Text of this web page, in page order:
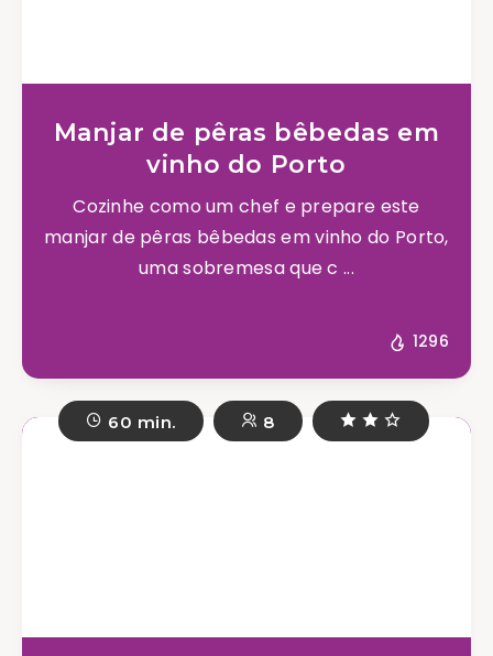
Manjar de pêras bêbedas em
vinho do Porto
Cozinhe como um chef e prepare este
manjar de pêras bêbedas em vinho do Porto,
uma sobremesa que c ...
1296
60 min. 8